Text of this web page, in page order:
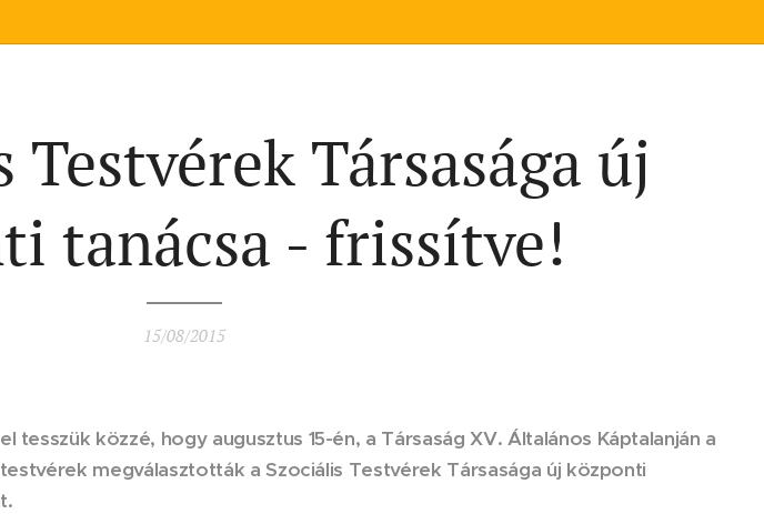
Testvérek Társasága új
tanácsa - frissítve!
15/08/2015
tesszük közzé, hogy augusztus 15-én, a Társaság XV. Általános Káptalanján a
megválasztották a Szociális Testvérek Társasága új központi